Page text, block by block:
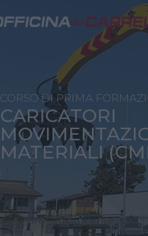
CORSO DI PRIMA
CARICATORI
MATERIALI